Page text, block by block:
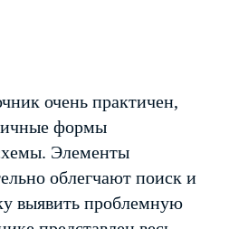
очень практичен,
формы
Элементы
облегчают поиск и
выявить проблемную